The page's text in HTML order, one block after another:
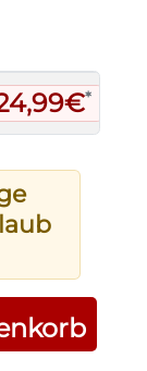
*